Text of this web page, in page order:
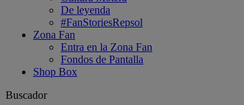
De leyenda
#FanStoriesRepsol
Zona Fan
Entra en la Zona Fan
Fondos de Pantalla
Shop Box
Buscador